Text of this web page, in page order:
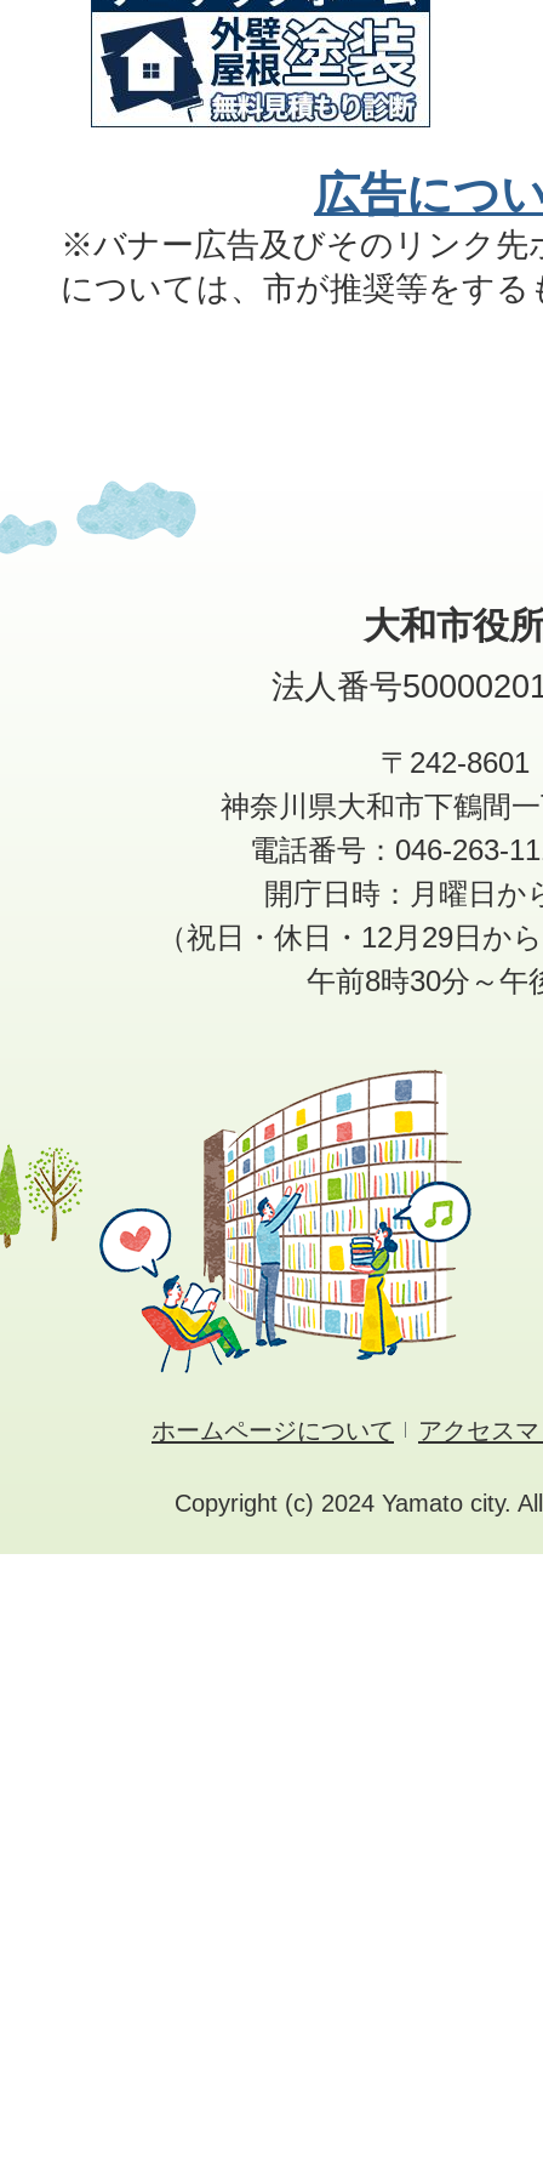
広告につ
※バナー広告及びそのリンク先
については、市が推奨等をす
大和市役
法人番号
〒242-8601
神奈川県大和市下鶴間
電話番号：046-263-
開庁日時：月曜日か
（祝日・休日・12月29日か
午前8時30分～午
ホームページについて アクセス
Copyright (c) 2024 Yamato city.